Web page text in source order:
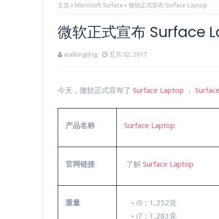
主页 Microsoft Surface 微软正式宣布 Surface Laptop
微软正式宣布 Surface
walkingdog 五月 02, 2017
今天，微软正式宣布了 Surface Laptop ，
产品名称 Surface Laptop
官网链接 了解 Surface Laptop
重量
i5：1,252克
i7：1,283克